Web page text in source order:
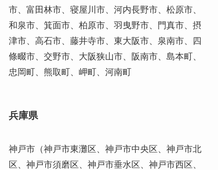
市、富田林市、寝屋川市、河内長野市、松原市、
和泉市、箕面市、柏原市、羽曳野市、門真市、摂
津市、高石市、藤井寺市、東大阪市、泉南市、四
條畷市、交野市、大阪狭山市、阪南市、島本町、
忠岡町、熊取町、岬町、河南町
兵庫県
神戸市（神戸市東灘区、神戸市中央区、神戸市北
区、神戸市須磨区、神戸市垂水区、神戸市西区、